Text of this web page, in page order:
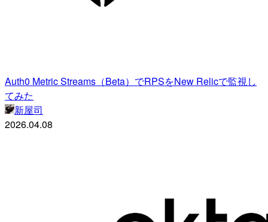
Auth0 Metric Streams（Beta）でRPSをNew Relicで監視し
てみた
新屋司
2026.04.08